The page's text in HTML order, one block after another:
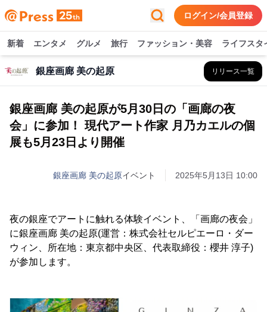
ログイン/会員登録
新着 エンタメ グルメ 旅行 ファッション・美容 ライフスタ
銀座画廊 美の起原 リリース一覧
銀座画廊 美の起原が5月30日の「画廊の夜
会」に参加！ 現代アート作家 月乃カエルの個
展も5月23日より開催
銀座画廊 美の起原イベント 2025年5月13日 10:00
夜の銀座でアートに触れる体験イベント、「画廊の夜会」
に銀座画廊 美の起原(運営：株式会社セルピエーロ・ダー
ウィン、所在地：東京都中央区、代表取締役：櫻井 淳子)
が参加します。